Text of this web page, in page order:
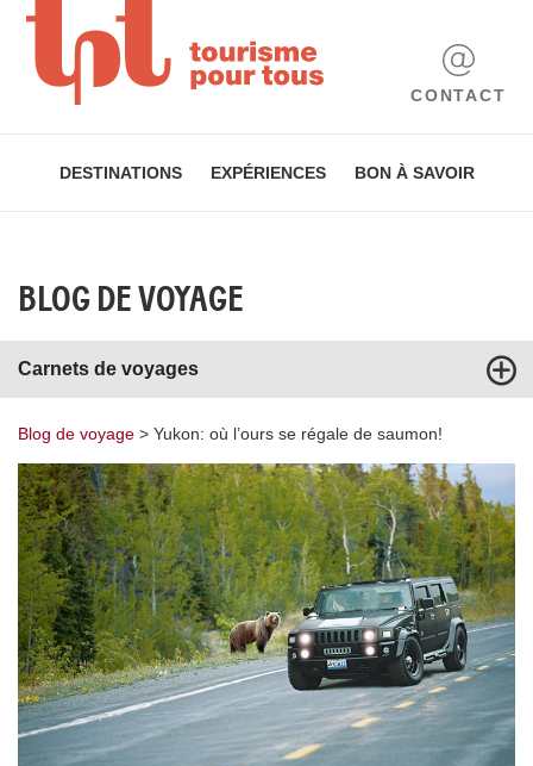
CONTACT
DESTINATIONS EXPÉRIENCES BON À SAVOIR
BLOG DE VOYAGE
Carnets de voyages
Blog de voyage > Yukon: où l’ours se régale de saumon!